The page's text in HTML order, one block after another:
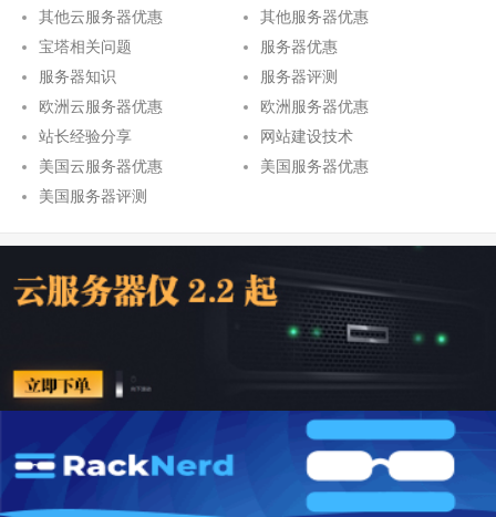
其他云服务器优惠
其他服务器优惠
宝塔相关问题
服务器优惠
服务器知识
服务器评测
欧洲云服务器优惠
欧洲服务器优惠
站长经验分享
网站建设技术
美国云服务器优惠
美国服务器优惠
美国服务器评测